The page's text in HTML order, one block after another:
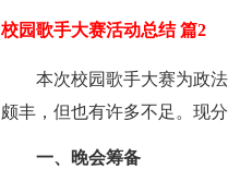
校园歌手大赛活动总结 篇2
本次校园歌手大赛为政
颇丰，但也有许多不足。现
一、晚会筹备